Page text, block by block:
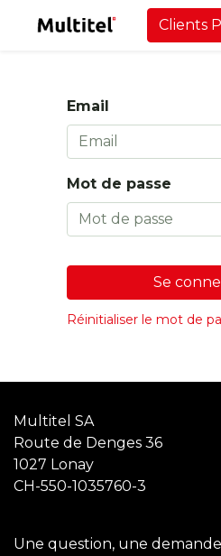
Clients
Email
Mot de passe
Se
Réinitialiser le mot de
Multitel SA
Route de Denges 36
1027 Lonay
CH-550-1035760-3
Une question, une